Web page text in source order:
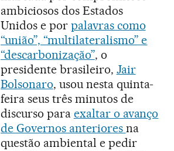
ambiciosos dos Estados
Unidos e por palavras como
“união”, “multilateralismo” e
“descarbonização”, o
presidente brasileiro, Jair
Bolsonaro, usou nesta quinta-
feira seus três minutos de
discurso para exaltar o avanço
de Governos anteriores na
questão ambiental e pedir